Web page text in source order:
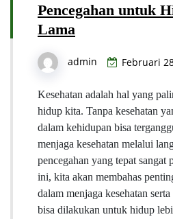
Pencegahan untuk
Lama
admin Februari
Kesehatan adalah hal yang
hidup kita. Tanpa kesehatan
dalam kehidupan bisa
menjaga kesehatan melalui
pencegahan yang tepat sangat
ini, kita akan membahas
dalam menjaga kesehatan
bisa dilakukan untuk hidup